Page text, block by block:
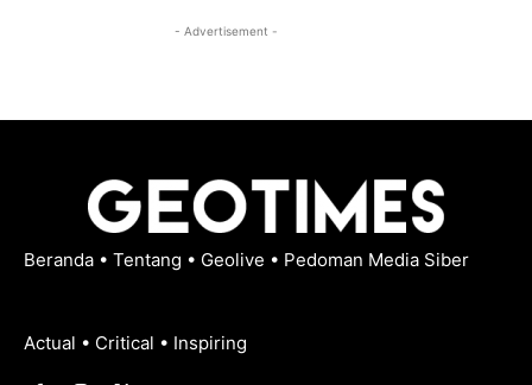
- Advertisement -
Beranda • Tentang • Geolive • Pedoman Media Siber
Actual • Critical • Inspiring